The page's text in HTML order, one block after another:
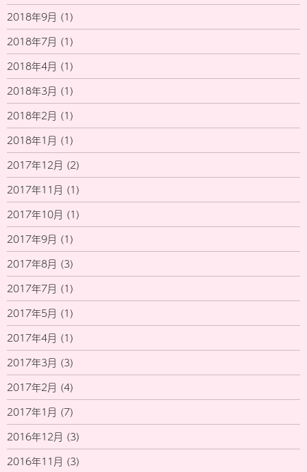
2018年9月 (1)
2018年7月 (1)
2018年4月 (1)
2018年3月 (1)
2018年2月 (1)
2018年1月 (1)
2017年12月 (2)
2017年11月 (1)
2017年10月 (1)
2017年9月 (1)
2017年8月 (3)
2017年7月 (1)
2017年5月 (1)
2017年4月 (1)
2017年3月 (3)
2017年2月 (4)
2017年1月 (7)
2016年12月 (3)
2016年11月 (3)